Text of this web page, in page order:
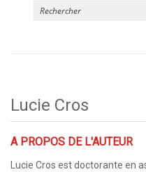
Lucie Cros
A PROPOS DE L'AUTEUR
Lucie Cros est doctorante en